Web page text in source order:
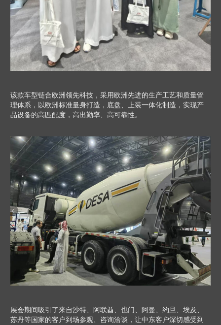
该款车型链合欧洲领先科技，采用欧洲先进的生产工艺和质量管
理体系，以欧洲标准量身打造，底盘、上装一体化制造，实现产
品设备的高匹配度，高出勤率、高可靠性。
展会期间吸引了来自沙特、阿联酋、也门、阿曼、约旦、埃及、
苏丹等国家的客户到场参观、咨询洽谈，让中东客户深切感受到